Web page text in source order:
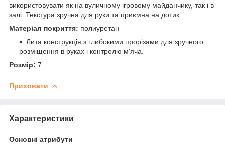
використовувати як на вуличному ігровому майданчику, так і в
залі. Текстура зручна для руки та приємна на дотик.
Матеріал покриття: полиуретан
Лита конструкція з глибокими прорізами для зручного
розміщення в руках і контролю м'яча.
Розмір: 7
Приховати
Характеристики
Основні атрибути